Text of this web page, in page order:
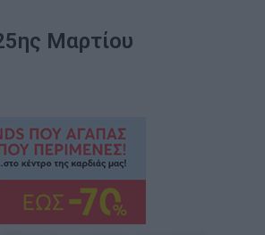
Μαρτίου